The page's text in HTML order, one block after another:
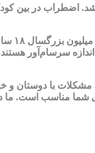
اضطراب در بین
اختلالات اضطرابی
سرسام‌آور هستند.
با دوستان و
شما مناسب است. ما